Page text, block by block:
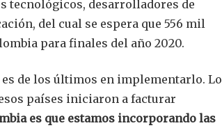
tecnológicos, desarrolladores de
del cual se espera que 556 mil
para finales del año 2020.
de los últimos en implementarlo.
países iniciaron a facturar
es que estamos incorporando las